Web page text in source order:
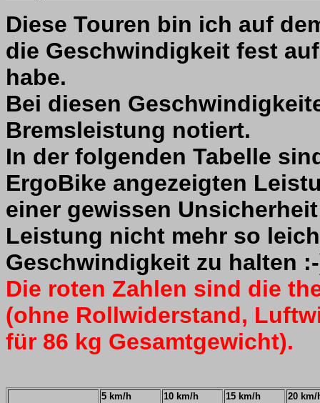
Diese Touren bin ich auf
die Geschwindigkeit fest
habe.
Bei diesen
Bremsleistung notiert.
In der folgenden Tabelle
ErgoBike angezeigten
einer gewissen
Leistung nicht mehr so
Geschwindigkeit zu halten
Die roten Zahlen sind die
(ohne Rollwiderstand,
für 86 kg Gesamtgewicht).
5 km/h
10 km/h
15 km/h
20 km/